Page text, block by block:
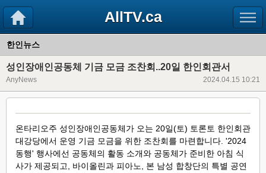
AllTV.ca
한인뉴스
성인장애인공동체 기금 모금 조찬회..20일 한인회관서
AnyNews 2024.04.15 10:21
온타리오주 성인장애인공동체가 오는 20일(토) 토론토 한인회관
대강당에서 운영 기금 모금을 위한 조찬회를 마련합니다. '2024
동행' 행사에선 공동체의 활동 소개와 공동체가 준비한 아침 식
사가 제공되고, 바이올린과 피아노, 본 남성 합창단의 특별 공연